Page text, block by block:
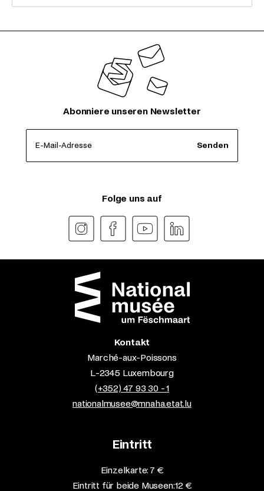
Abonniere unseren Newsletter
E-Mail-Adresse Senden
Folge uns auf
Kontakt
Marché-aux-Poissons
L-2345 Luxembourg
(+352) 47 93 30 - 1
nationalmusee@mnaha.etat.lu
Eintritt
Einzelkarte: 7 €​
Eintritt für beide Museen: 12 €​